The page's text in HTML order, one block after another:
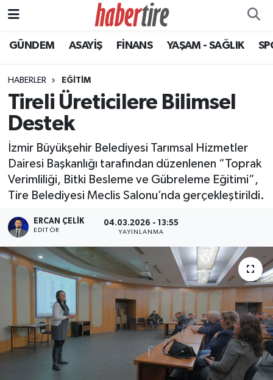
GÜNDEM ASAYİŞ FİNANS YAŞAM - SAĞLIK
HABERLER EĞİTİM
Tireli Üreticilere Bilimsel
Destek
İzmir Büyükşehir Belediyesi Tarımsal Hizmetler
Dairesi Başkanlığı tarafından düzenlenen “Toprak
Verimliliği, Bitki Besleme ve Gübreleme Eğitimi”,
Tire Belediyesi Meclis Salonu’nda gerçekleştirildi.
ERCAN ÇELIK
EDITÖR
04.03.2026 - 13:55
YAYINLANMA
Tire Nöbetçi Eczaneler
Tire Hava Durumu
Tire Trafik Yoğunluk Haritası
Tüm Manşetler
Son Dakika Haberleri
Haber Arşivi